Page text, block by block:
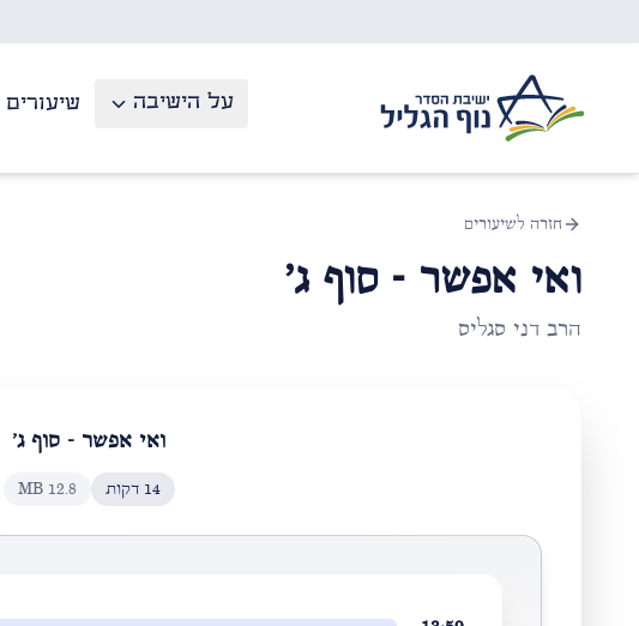
על הישיבה שיעורים
חזרה לשיעורים
ואי אפשר - סוף ג'
הרב דני סגליס
ואי אפשר - סוף ג'
14 דקות 12.8
MB